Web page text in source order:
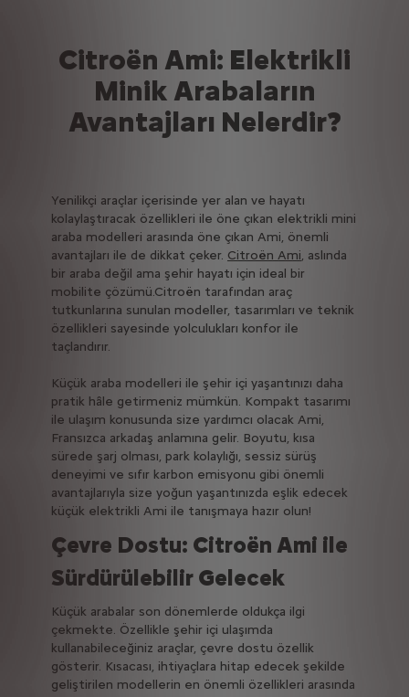
Citroën Ami: Elektrikli
Minik Arabaların
Avantajları Nelerdir?
Yenilikçi araçlar içerisinde yer alan ve hayatı
kolaylaştıracak özellikleri ile öne çıkan elektrikli mini
araba modelleri arasında öne çıkan Ami, önemli
avantajları ile de dikkat çeker. Citroën Ami, aslında
bir araba değil ama şehir hayatı için ideal bir
mobilite çözümü.Citroën tarafından araç
tutkunlarına sunulan modeller, tasarımları ve teknik
özellikleri sayesinde yolculukları konfor ile
taçlandırır.
Küçük araba modelleri ile şehir içi yaşantınızı daha
pratik hâle getirmeniz mümkün. Kompakt tasarımı
ile ulaşım konusunda size yardımcı olacak Ami,
Fransızca arkadaş anlamına gelir. Boyutu, kısa
sürede şarj olması, park kolaylığı, sessiz sürüş
deneyimi ve sıfır karbon emisyonu gibi önemli
avantajlarıyla size yoğun yaşantınızda eşlik edecek
küçük elektrikli Ami ile tanışmaya hazır olun!
Çevre Dostu: Citroën Ami ile
Sürdürülebilir Gelecek
Küçük arabalar son dönemlerde oldukça ilgi
çekmekte. Özellikle şehir içi ulaşımda
kullanabileceğiniz araçlar, çevre dostu özellik
gösterir. Kısacası, ihtiyaçlara hitap edecek şekilde
geliştirilen modellerin en önemli özellikleri arasında